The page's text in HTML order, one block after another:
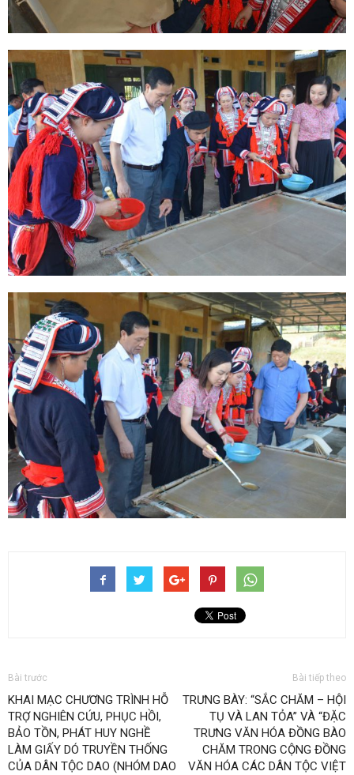
Bài trước
KHAI MẠC CHƯƠNG TRÌNH HỖ
TRỢ NGHIÊN CỨU, PHỤC HỒI,
BẢO TỒN, PHÁT HUY NGHỀ
LÀM GIẤY DÓ TRUYỀN THỐNG
CỦA DÂN TỘC DAO (NHÓM DAO
Bài tiếp theo
TRƯNG BÀY: “SẮC CHĂM – HỘI
TỤ VÀ LAN TỎA” VÀ “ĐẶC
TRƯNG VĂN HÓA ĐỒNG BÀO
CHĂM TRONG CỘNG ĐỒNG
VĂN HÓA CÁC DÂN TỘC VIỆT